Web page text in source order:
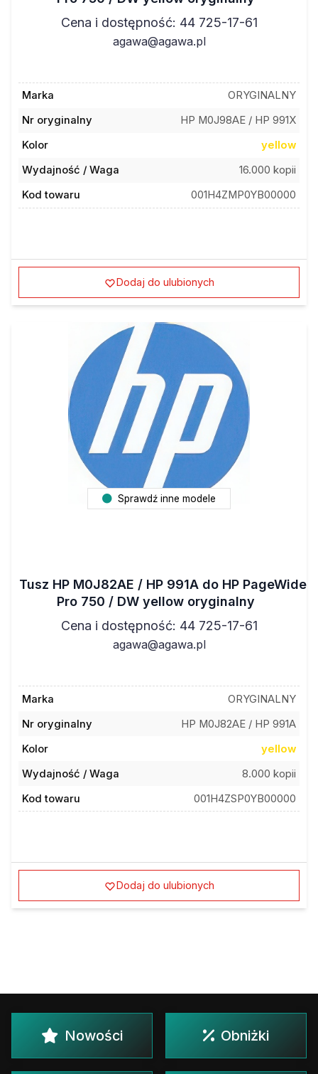
Cena i dostępność: 44 725-17-61
agawa@agawa.pl
Marka
ORYGINALNY
Nr oryginalny
HP M0J98AE / HP 991X
Kolor
yellow
Wydajność / Waga
16.000 kopii
Kod towaru
001H4ZMP0YB00000
Dodaj do ulubionych
Sprawdź inne modele
Tusz HP M0J82AE / HP 991A do HP PageWide
Pro 750 / DW yellow oryginalny
Cena i dostępność: 44 725-17-61
agawa@agawa.pl
Marka
ORYGINALNY
Nr oryginalny
HP M0J82AE / HP 991A
Kolor
yellow
Wydajność / Waga
8.000 kopii
Kod towaru
001H4ZSP0YB00000
Dodaj do ulubionych
Nowości Obniżki